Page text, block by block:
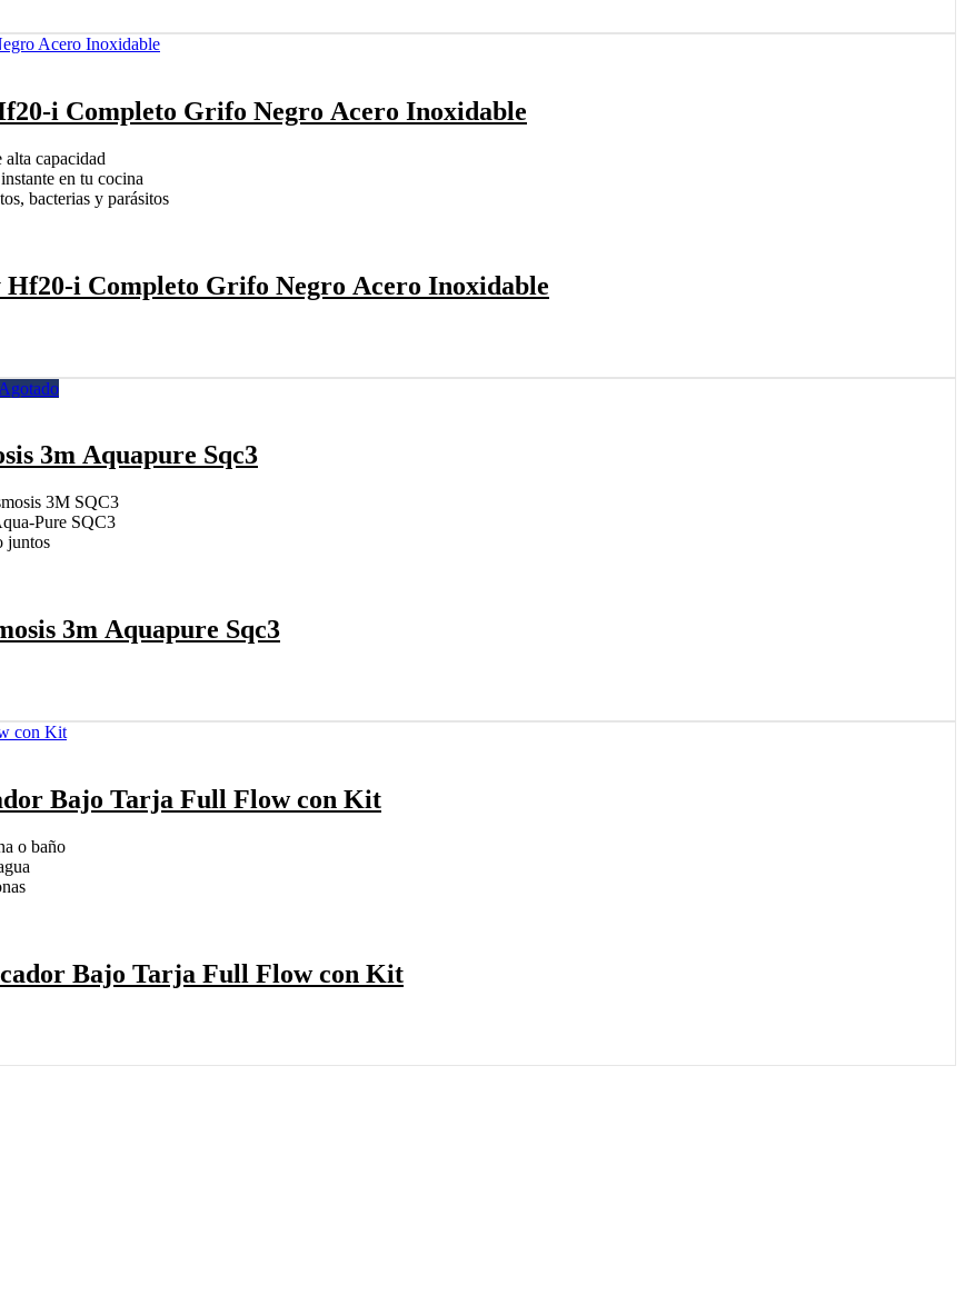
i Completo Grifo Negro Acero Inoxidable
capacidad
en tu cocina
bacterias y parásitos
i Completo Grifo Negro Acero Inoxidable
Agotado
3m Aquapure Sqc3
3M SQC3
Pure SQC3
juntos
3m Aquapure Sqc3
Bajo Tarja Full Flow con Kit
o baño
Bajo Tarja Full Flow con Kit